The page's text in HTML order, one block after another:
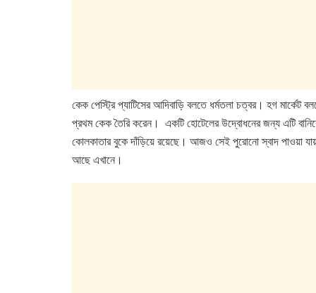
কেক পেস্ট্রি প্যাটিসের আদিবাড়ি বলতে ধর্মতলা চত্বর। হগ
প্রথম কেক তৈরি করেন। একটি হোটেলের উদ্বোধনের জন্য এটি
কোলকাতার বুকে দাঁড়িয়ে রয়েছে। আজও সেই পুরোনো স্বাদ পাওয়া
আছে এখানে।